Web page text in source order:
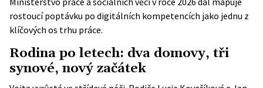
rostoucí poptávku po digitálních kompetencích jako jednu z
klíčových os trhu práce.
Rodina po letech: dva domovy, tři
synové, nový začátek